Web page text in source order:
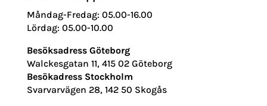
Måndag-Fredag: 05.00-16.00
Lördag: 05.00-10.00
Besöksadress Göteborg
Walckesgatan 11, 415 02 Göteborg
Besökadress Stockholm
Svarvarvägen 28, 142 50 Skogås